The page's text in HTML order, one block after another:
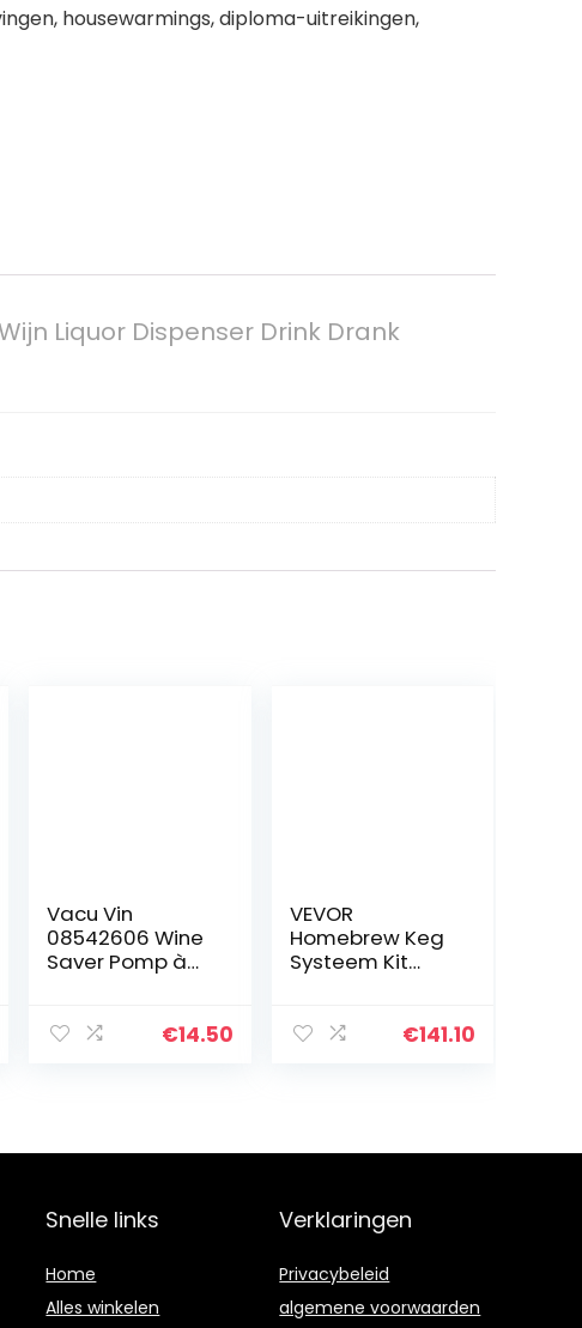
housewarmings, diploma-uitreikingen,
Liquor Dispenser Drink Drank
Vacu Vin
08542606 Wine
Saver Pomp à
Inoxydable
€14.50
VEVOR
Homebrew Keg
Systeem Kit
Homebrew Mini
€141.10
Snelle links
Home
Alles winkelen
Verklaringen
Privacybeleid
algemene voorwaarden